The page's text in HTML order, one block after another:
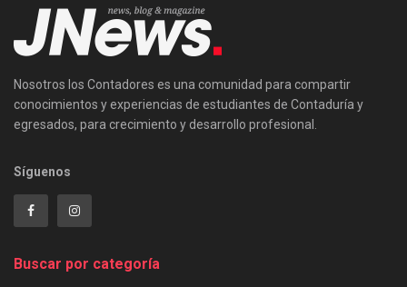
Nosotros los Contadores es una comunidad para compartir
conocimientos y experiencias de estudiantes de Contaduría y
egresados, para crecimiento y desarrollo profesional.
Síguenos
Buscar por categoría